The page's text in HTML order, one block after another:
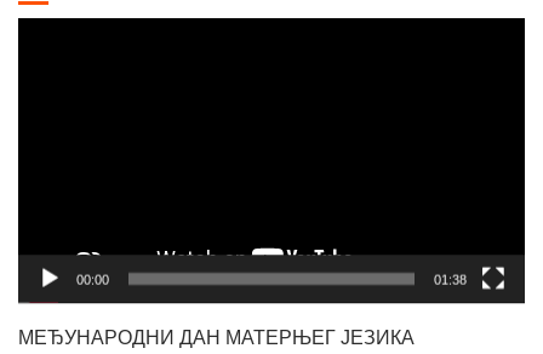
00:00 01:38
МЕЂУНАРОДНИ ДАН МАТЕРЊЕГ ЈЕЗИКА